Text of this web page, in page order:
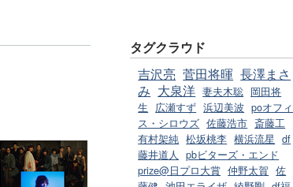
タグクラウド
吉沢亮 菅田将暉 長澤まさ
み 大泉洋 妻夫木聡 岡田将
生
広瀬すず 浜辺美波 poオフィ
ス・シロウズ 佐藤浩市 斎藤工
有村架純 松坂桃李 横浜流星 df
藤井道人
pbビターズ・エンド
prize@日プロ大賞 仲野太賀 佐